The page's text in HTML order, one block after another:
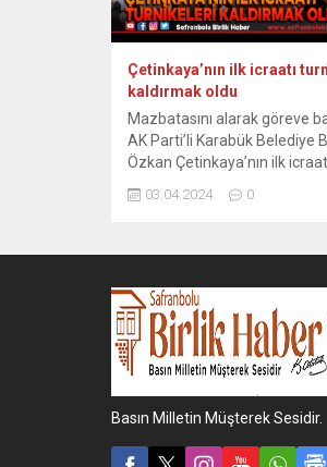
Çetinkaya’nın ilk icraatı
kaldırmak oldu
Mazbatasını alarak göreve
AK Parti’li Karabük Belediye
Özkan Çetinkaya’nın ilk
kaldırmak oldu. 31 Mart
Hakim Caner Yılmaz’dan
aldı. Başkan Çetinkaya’ya
Karabük Milletvekilleri Cem
Ali Keskinkılıç,...
03.04.2024 0
Basın Milletin Müşterek Sesidir.